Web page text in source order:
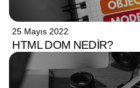
25 Mayıs 2022
HTML DOM NEDIR?